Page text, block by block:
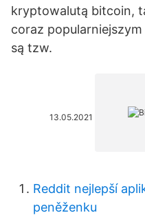
kryptowalutą bitcoin,
coraz
są tzw.
13.05.2021
Reddit nejlepší
peněženku